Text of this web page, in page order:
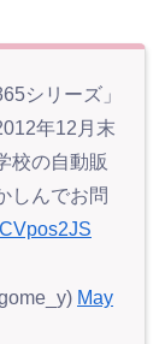
シリーズ」
年12月末
校の自動販
しんでお問
May